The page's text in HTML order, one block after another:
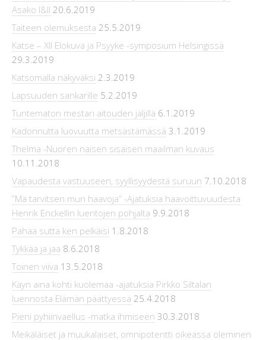
Asako I&II 20.6.2019
Taiteen olemuksesta 25.5.2019
Katse – XII Elokuva ja Psyyke -symposium Helsingissä
29.3.2019
Katsomalla näkyväksi 2.3.2019
Lapsuuden sankarille 5.2.2019
Tuntematon mestari aitouden jäljillä 6.1.2019
Kadonnutta luovuutta metsästämässä 3.1.2019
Thelma -Nuoren naisen sisäisen maailman kuvaus
10.11.2018
Vapaudesta vastuuseen, syyllisyydestä suruun 7.10.2018
”Mä tarvitsen mun haavoja” -Ajatuksia haavoittuvuudesta
Henrik Enckellin luentojen pohjalta 9.9.2018
Pahaa sutta ken pelkäisi 1.8.2018
Tykkää ja jaa 8.6.2018
Toinen viiva 13.5.2018
Käyn aina kohti kuolemaa -ajatuksia Pirkko Siltalan
luennosta Elämän päättyessä 25.4.2018
Pieni pyhiinvaellus -matka ihmiseen 30.3.2018
Meikäläiset ja muukalaiset, omnipotentti oikeassa oleminen